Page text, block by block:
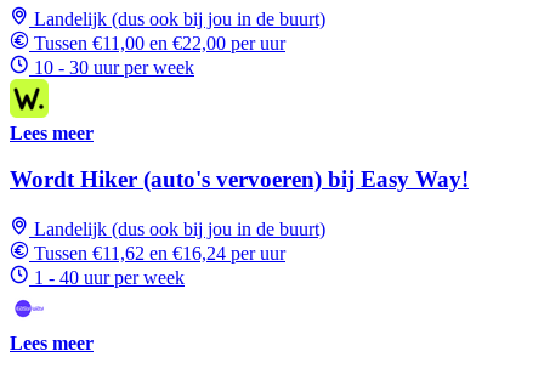
Landelijk (dus ook bij jou in de buurt)
Tussen €11,00 en €22,00 per uur
10 - 30 uur per week
Lees meer
Wordt Hiker (auto's vervoeren) bij Easy Way!
Landelijk (dus ook bij jou in de buurt)
Tussen €11,62 en €16,24 per uur
1 - 40 uur per week
Lees meer